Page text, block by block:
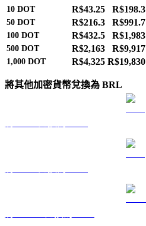
10 DOT R$43.25 R$198.3
50 DOT R$216.3 R$991.7
100 DOT R$432.5 R$1,983
500 DOT R$2,163 R$9,917
1,000 DOT R$4,325 R$19,830
將其他加密貨幣兌換為 BRL